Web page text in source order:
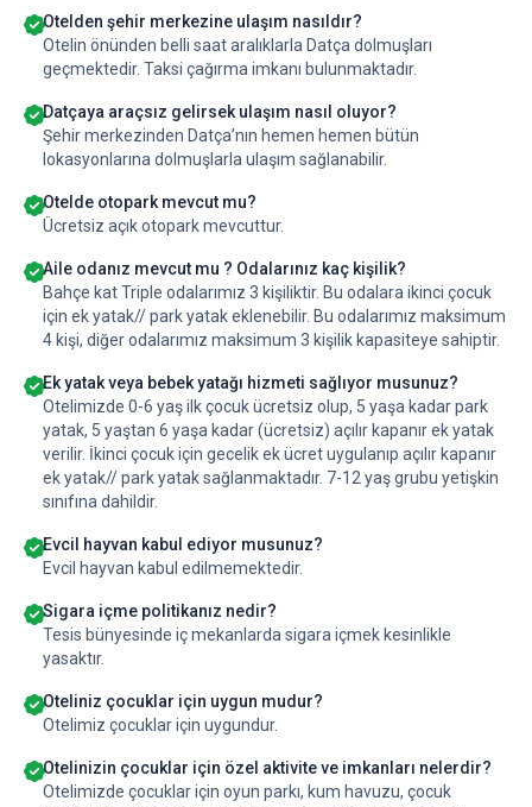
Otelden şehir merkezine ulaşım nasıldır?
Otelin önünden belli saat aralıklarla Datça dolmuşları
geçmektedir. Taksi çağırma imkanı bulunmaktadır.
Datçaya araçsız gelirsek ulaşım nasıl oluyor?
Şehir merkezinden Datça’nın hemen hemen bütün
lokasyonlarına dolmuşlarla ulaşım sağlanabilir.
Otelde otopark mevcut mu?
Ücretsiz açık otopark mevcuttur.
Aile odanız mevcut mu ? Odalarınız kaç kişilik?
Bahçe kat Triple odalarımız 3 kişiliktir. Bu odalara ikinci çocuk
için ek yatak// park yatak eklenebilir. Bu odalarımız maksimum
4 kişi, diğer odalarımız maksimum 3 kişilik kapasiteye sahiptir.
Ek yatak veya bebek yatağı hizmeti sağlıyor musunuz?
Otelimizde 0-6 yaş ilk çocuk ücretsiz olup, 5 yaşa kadar park
yatak, 5 yaştan 6 yaşa kadar (ücretsiz) açılır kapanır ek yatak
verilir. İkinci çocuk için gecelik ek ücret uygulanıp açılır kapanır
ek yatak// park yatak sağlanmaktadır. 7-12 yaş grubu yetişkin
sınıfına dahildir.
Evcil hayvan kabul ediyor musunuz?
Evcil hayvan kabul edilmemektedir.
Sigara içme politikanız nedir?
Tesis bünyesinde iç mekanlarda sigara içmek kesinlikle
yasaktır.
Oteliniz çocuklar için uygun mudur?
Otelimiz çocuklar için uygundur.
Otelinizin çocuklar için özel aktivite ve imkanları nelerdir?
Otelimizde çocuklar için oyun parkı, kum havuzu, çocuk